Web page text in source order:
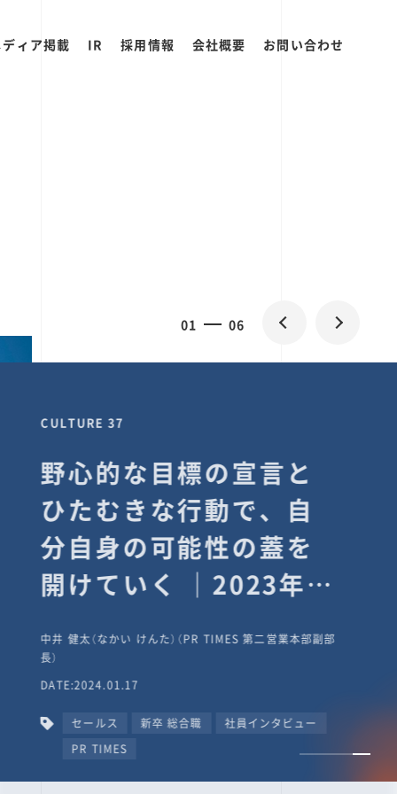
ィア掲載 IR 採用情報 会社概要 お問い合わせ
01 06
CULTURE 37
野心的な目標の宣言と
ひたむきな行動で、自
分自身の可能性の蓋を
開けていく ｜2023年度
タビュー #PR
TIMESな人たち
中井 健太（なかい けんた）（PR TIMES 第二営業本部副部
長）
DATE:2024.01.17
セールス 新卒 総合職
社員インタビュー
PR TIMES